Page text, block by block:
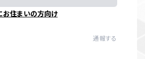
お住まいの方向け
通報する